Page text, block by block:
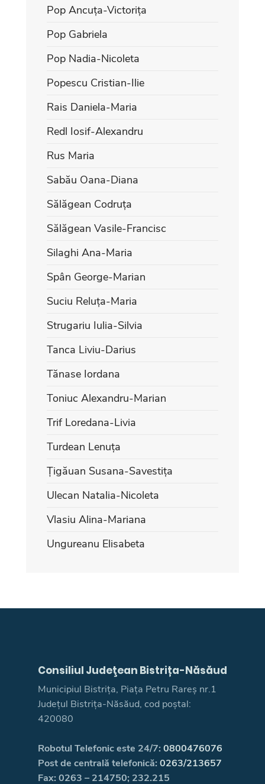
Pop Ancuța-Victorița
Pop Gabriela
Pop Nadia-Nicoleta
Popescu Cristian-Ilie
Rais Daniela-Maria
Redl Iosif-Alexandru
Rus Maria
Sabău Oana-Diana
Sălăgean Codruța
Sălăgean Vasile-Francisc
Silaghi Ana-Maria
Spân George-Marian
Suciu Reluța-Maria
Strugariu Iulia-Silvia
Tanca Liviu-Darius
Tănase Iordana
Toniuc Alexandru-Marian
Trif Loredana-Livia
Turdean Lenuța
Țigăuan Susana-Savestița
Ulecan Natalia-Nicoleta
Vlasiu Alina-Mariana
Ungureanu Elisabeta
Consiliul Judeţean Bistrița-Năsăud
Municipiul Bistrița, Piața Petru Rareș nr.1
Județul Bistrița-Năsăud, cod poștal:
420080
Robotul Telefonic este 24/7: 0800476076
Post de centrală telefonică: 0263/213657
Fax: 0263 – 214750; 232.215